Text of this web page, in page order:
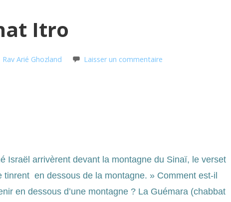
Itro
Rav Arié Ghozland Laisser un commentaire
Israël arrivèrent devant la montagne du Sinaï, le verset
en dessous de la montagne. » Comment est-il
en dessous d’une montagne ? La Guémara (chabbat